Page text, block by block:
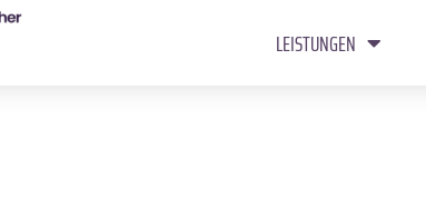
LEISTUNGEN